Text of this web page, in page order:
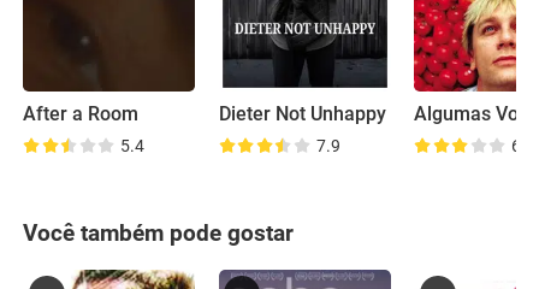
After a Room
5.4
Dieter Not Unhappy
7.9
Algumas
6.6
Você também pode gostar